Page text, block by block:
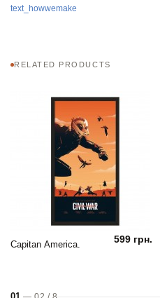
text_howwemake
RELATED PRODUCTS
Capitan America. 599 грн.